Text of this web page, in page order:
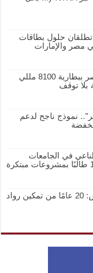
Mastercard وAFS تطلقان حلول بطاقات
مصر والإمارات
vivo Y500 يصل مصر ببطارية 8100 مللي
بلا توقف
نموذج ناجح لدعم
في الجامعات
أورنچ مصر وإيناكتس: 20 عامًا من تمكين رواد